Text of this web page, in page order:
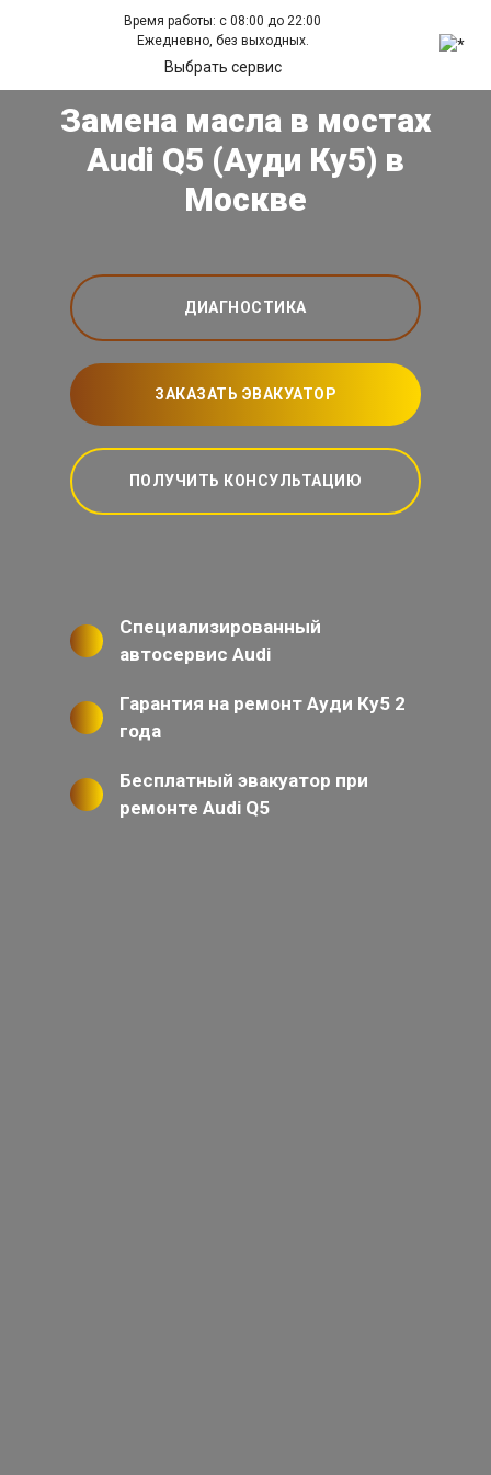
Время работы: с 08:00 до 22:00
Ежедневно, без выходных.
Выбрать сервис
Замена масла в мостах
Audi Q5 (Ауди Ку5) в
Москве
ДИАГНОСТИКА
ЗАКАЗАТЬ ЭВАКУАТОР
ПОЛУЧИТЬ КОНСУЛЬТАЦИЮ
Специализированный
автосервис Audi
Гарантия на ремонт Ауди Ку5 2
года
Бесплатный эвакуатор при
ремонте Audi Q5